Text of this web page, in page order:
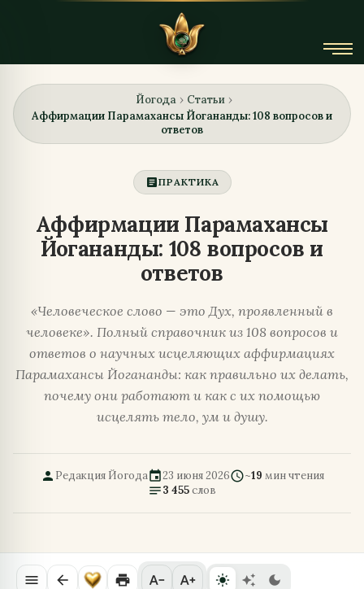
Йогода › Статьи ›
Аффирмации Парамахансы Йогананды: 108 вопросов и
ответов
articleПРАКТИКА
Аффирмации Парамахансы
Йогананды: 108 вопросов и
ответов
«Человеческое слово — это Дух, проявленный в
человеке». Полный справочник из 108 вопросов и
ответов о научных исцеляющих аффирмациях
Парамахансы Йогананды: как правильно их делать,
почему они работают и как с их помощью
исцелять тело, ум и душу.
person Редакция Йогодаevent23 июня 2026schedule~19 мин чтения
notes3 455слов
menu arrow_back print text_decrease text_increase light_mode auto_awesome dark_mode